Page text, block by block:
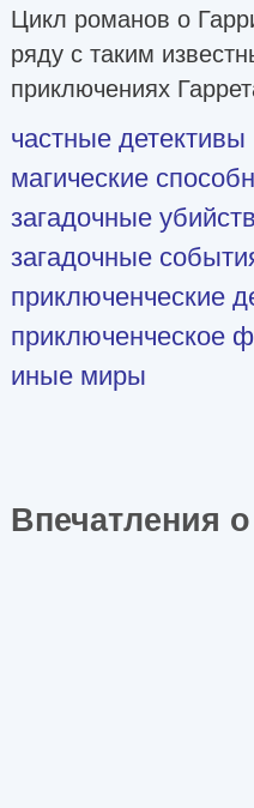
Цикл романов о
ряду с таким
приключениях
частные детективы
магические
загадочные
загадочные
приключенческие
приключенческое
иные миры
Впечатления